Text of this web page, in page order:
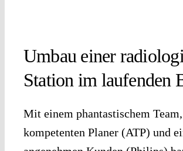
Umbau einer
Station im laufenden
Mit einem phantastischem
kompetenten Planer (ATP) und